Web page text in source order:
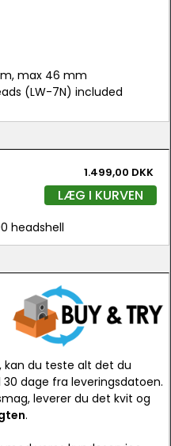
max 46 mm
(LW-7N) included
1.499,00 DKK
LÆG I KURVEN
headshell
kan du teste alt det du
dage fra leveringsdatoen.
leverer du det kvit og
.